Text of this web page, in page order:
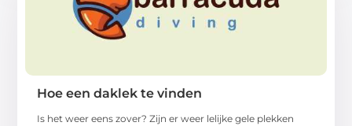
Hoe een daklek te vinden
Is het weer eens zover? Zijn er weer lelijke gele plekken